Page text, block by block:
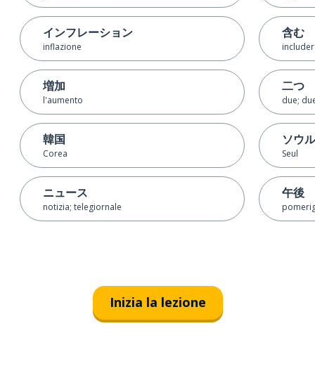
インフレーション
inflazione
増加
l'aumento
韓国
Corea
ニュース
notizia; telegiornale
含む
二つ
due;
ソウル
Seul
午後
Inizia la lezione